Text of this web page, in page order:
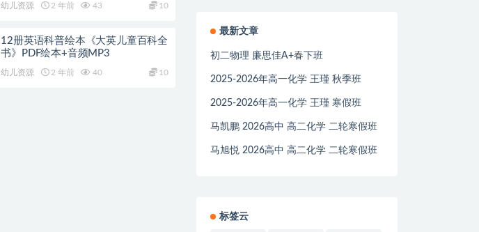
幼儿资源 2 年前 43 10
12册英语科普绘本《大英儿童百科全
书》PDF绘本+音频MP3
幼儿资源 2 年前 40 10
最新文章
初二物理 廉思佳A+春下班
2025-2026年高一化学 王瑾 秋季班
2025-2026年高一化学 王瑾 寒假班
马凯鹏 2026高中 高二化学 二轮寒假班
马旭悦 2026高中 高二化学 二轮寒假班
标签云